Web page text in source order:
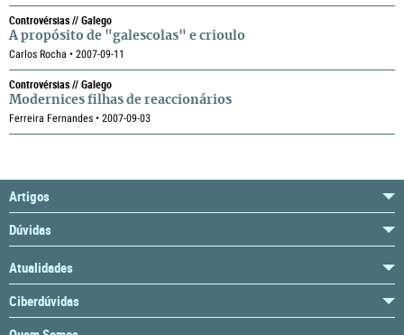
Controvérsias // Galego
A propósito de "galescolas" e crioulo
Carlos Rocha • 2007-09-11
Controvérsias // Galego
Modernices filhas de reaccionários
Ferreira Fernandes • 2007-09-03
Artigos
Dúvidas
Atualidades
Ciberdúvidas